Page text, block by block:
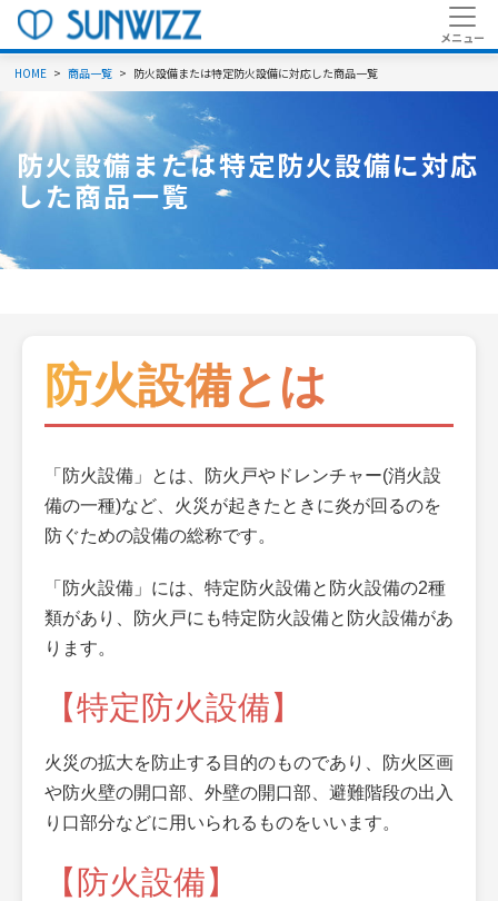
HOME 商品一覧 防火設備または特定防火設備に対応した商品一覧
防火設備または特定防火設備に対応
した商品一覧
防火設備とは
「防火設備」とは、防火戸やドレンチャー(消火設
備の一種)など、火災が起きたときに炎が回るのを
防ぐための設備の総称です。
「防火設備」には、特定防火設備と防火設備の2種
類があり、防火戸にも特定防火設備と防火設備があ
ります。
【特定防火設備】
火災の拡大を防止する目的のものであり、防火区画
や防火壁の開口部、外壁の開口部、避難階段の出入
り口部分などに用いられるものをいいます。
【防火設備】